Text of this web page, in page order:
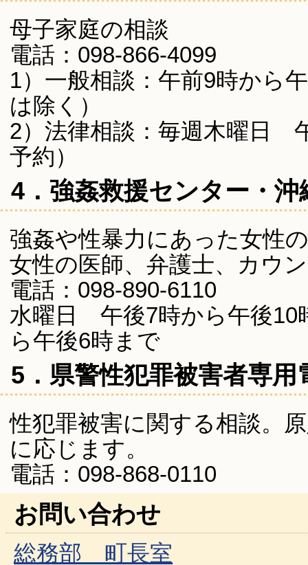
母子家庭の相談
電話：098-866-4099
1）一般相談：午前9時から
は除く）
2）法律相談：毎週木曜日
予約）
4．強姦救援センター・沖
強姦や性暴力にあった女性
女性の医師、弁護士、カウ
電話：098-890-6110
水曜日 午後7時から午後
ら午後6時まで
5．県警性犯罪被害者専用
性犯罪被害に関する相談。
に応じます。
電話：098-868-0110
お問い合わせ
総務部 町長室